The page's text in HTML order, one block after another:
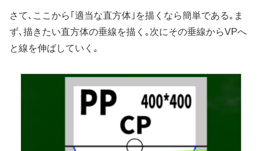
さて､ここから｢適当な直方体｣を描くなら簡単である｡ま
ず､描きたい直方体の垂線を描く｡次にその垂線からVPへ
と線を伸ばしていく｡